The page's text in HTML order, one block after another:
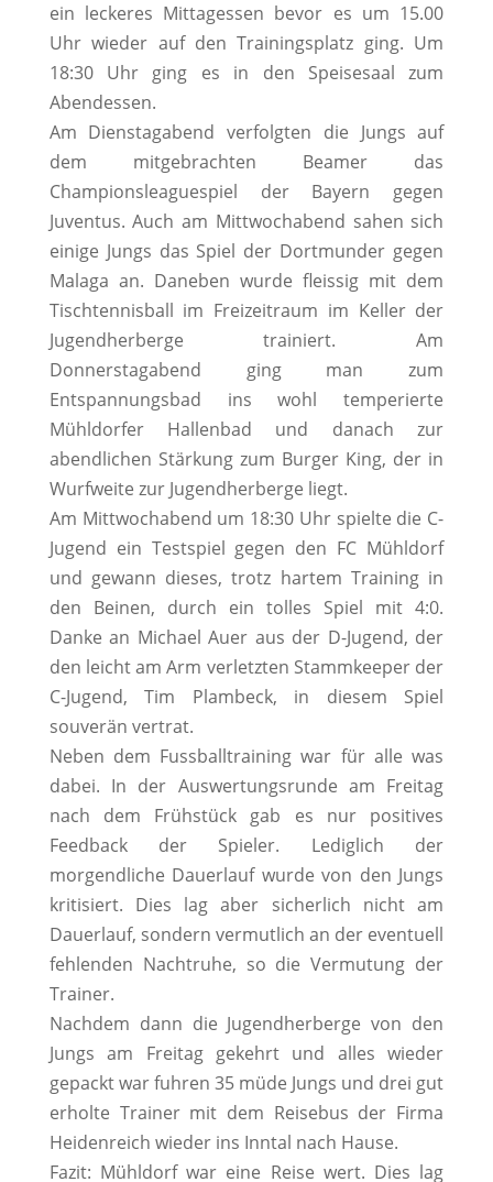
ein leckeres Mittagessen bevor es um 15.00
Uhr wieder auf den Trainingsplatz ging. Um
18:30 Uhr ging es in den Speisesaal zum
Abendessen.
Am Dienstagabend verfolgten die Jungs auf
dem mitgebrachten Beamer das
Championsleaguespiel der Bayern gegen
Juventus. Auch am Mittwochabend sahen sich
einige Jungs das Spiel der Dortmunder gegen
Malaga an. Daneben wurde fleissig mit dem
Tischtennisball im Freizeitraum im Keller der
Jugendherberge trainiert. Am
Donnerstagabend ging man zum
Entspannungsbad ins wohl temperierte
Mühldorfer Hallenbad und danach zur
abendlichen Stärkung zum Burger King, der in
Wurfweite zur Jugendherberge liegt.
Am Mittwochabend um 18:30 Uhr spielte die C-
Jugend ein Testspiel gegen den FC Mühldorf
und gewann dieses, trotz hartem Training in
den Beinen, durch ein tolles Spiel mit 4:0.
Danke an Michael Auer aus der D-Jugend, der
den leicht am Arm verletzten Stammkeeper der
C-Jugend, Tim Plambeck, in diesem Spiel
souverän vertrat.
Neben dem Fussballtraining war für alle was
dabei. In der Auswertungsrunde am Freitag
nach dem Frühstück gab es nur positives
Feedback der Spieler. Lediglich der
morgendliche Dauerlauf wurde von den Jungs
kritisiert. Dies lag aber sicherlich nicht am
Dauerlauf, sondern vermutlich an der eventuell
fehlenden Nachtruhe, so die Vermutung der
Trainer.
Nachdem dann die Jugendherberge von den
Jungs am Freitag gekehrt und alles wieder
gepackt war fuhren 35 müde Jungs und drei gut
erholte Trainer mit dem Reisebus der Firma
Heidenreich wieder ins Inntal nach Hause.
Fazit: Mühldorf war eine Reise wert. Dies lag